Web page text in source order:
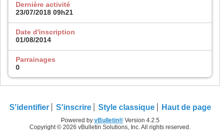
Dernière activité
23/07/2018 09h21
Date d'inscription
01/08/2014
Parrainages
0
S'identifier S'inscrire Style classique Haut de page
Powered by vBulletin®Version 4.2.5
Copyright © 2026 vBulletin Solutions, Inc. All rights reserved.